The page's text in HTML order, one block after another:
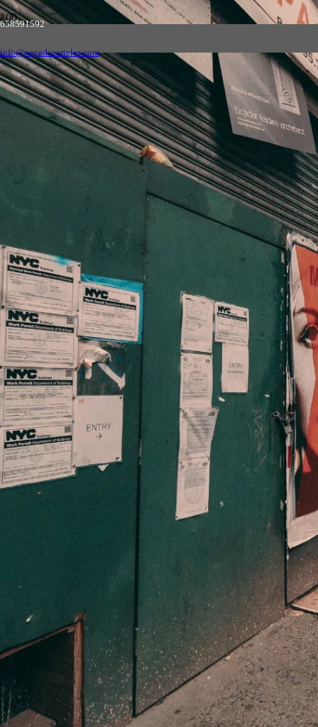
658591592
info@pegadacarteles.com
Empresa de pegada de carteles en toda España,
solicite presupuesto sin compromiso
Empresa de pegada de carteles
en Pesoz
Experiencia y Profesionalidad
Con años de experiencia en el sector, hemos perfeccionado nuestras
técnicas para ofrecer servicios de la más alta calidad. Nuestro equipo
está compuesto por profesionales dedicados que entienden la
importancia de cada detalle.
Calidad Garantizada
Utilizamos solo los mejores materiales y técnicas para asegurar que
tus carteles no solo se vean bien, sino que también resistan las
inclemencias del tiempo y otros factores ambientales.
Servicio Personalizado
Nos adaptamos a tus necesidades específicas. Desde la selección del
material de impresión hasta la planificación de la pegada, trabajamos
contigo en cada paso del proceso para asegurar que estás
completamente satisfecho con el resultado.
Precios Competitivos
Ofrecemos tarifas competitivas sin comprometer la calidad. Nuestro
objetivo es proporcionarte el mejor valor posible, asegurando que tu
inversión tenga el mayor retorno.
Servicio de Pegada de carteles en España
Tipos de Pegadas de Carteles